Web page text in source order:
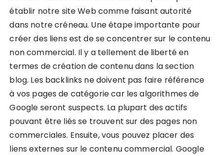
établir notre site Web comme faisant autorité
dans notre créneau. Une étape importante pour
créer des liens est de se concentrer sur le contenu
non commercial. Il y a tellement de liberté en
termes de création de contenu dans la section
blog. Les backlinks ne doivent pas faire référence
à vos pages de catégorie car les algorithmes de
Google seront suspects. La plupart des actifs
pouvant être liés se trouvent sur des pages non
commerciales. Ensuite, vous pouvez placer des
liens externes sur le contenu commercial. Google